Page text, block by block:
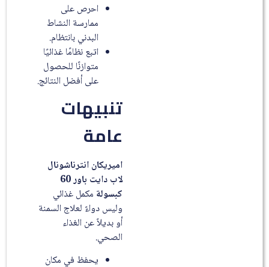
احرص على
ممارسة النشاط
البدني بانتظام.
اتبع نظامًا غذائيًا
متوازنًا للحصول
على أفضل النتائج.
تنبيهات
عامة
اميريكان انترناشونال
لاب دايت باور 60
كبسولةمكمل غذائي
وليس دواءً لعلاج السمنة
أو بديلاً عن الغذاء
الصحي.
يحفظ في مكان